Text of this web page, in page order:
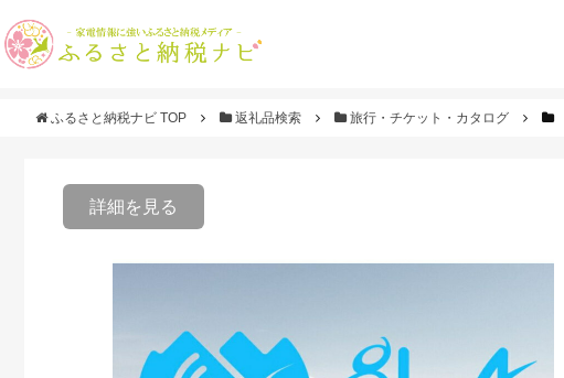
ふるさと納税ナビ TOP 返礼品検索 旅行・チケット・カタログ
詳細を見る